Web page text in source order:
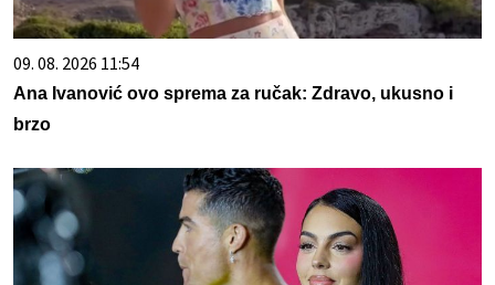
09. 08. 2026 11:54
Ana Ivanović ovo sprema za ručak: Zdravo, ukusno i
brzo